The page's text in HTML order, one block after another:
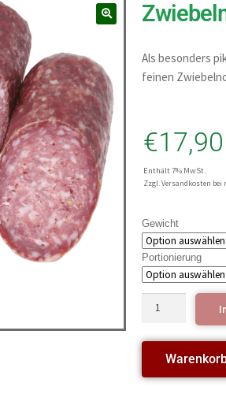
Als besonders
feinen
€17,90
Enthält 7% MwSt.
Zzgl. Versandkosten
Gewicht
Portionierung